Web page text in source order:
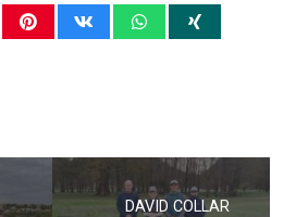
DAVID COLLAR